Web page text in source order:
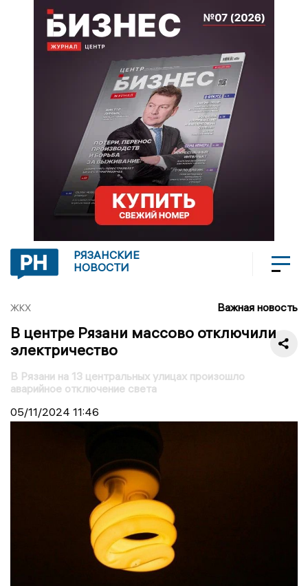
РЯЗАНСКИЕ
НОВОСТИ
ЖКХ Важная новость
В центре Рязани массово отключили
электричество
В Рязани на 13 центральных улицах произошло
аварийное отключение света
05/11/2024 11:46